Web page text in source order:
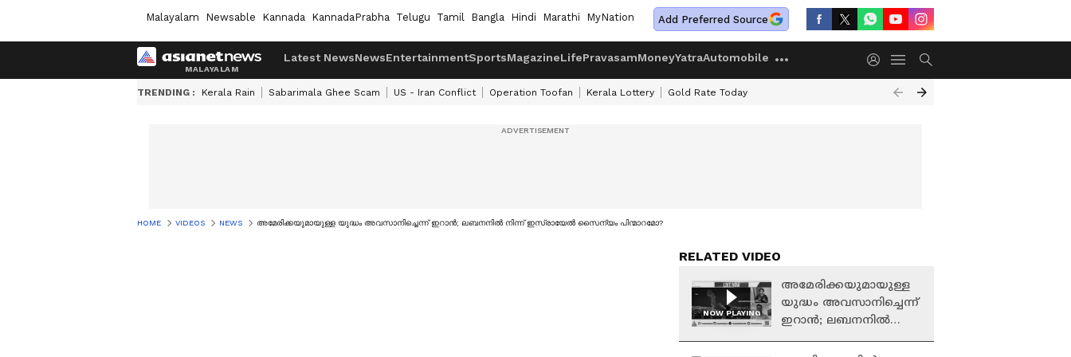
Malayalam Newsable Kannada KannadaPrabha Telugu Tamil Bangla Hindi Marathi MyNation Add Preferred Source
Latest NewsNewsEntertainmentSportsMagazineLifePravasamMoneyYatraAutomobile
TRENDING : Kerala Rain Sabarimala Ghee Scam US - Iran Conflict Operation Toofan Kerala Lottery Gold Rate Today
HOME VIDEOS NEWS അമേരിക്കയുമായുള്ള യുദ്ധം അവസാനിച്ചെന്ന് ഇറാൻ; ലബനനിൽ നിന്ന് ഇസ്രായേൽ സൈന്യം പിന്മാറമോ?
RELATED VIDEO
NOW PLAYING
അമേരിക്കയുമായുള്ള
യുദ്ധം അവസാനിച്ചെന്ന്
ഇറാൻ; ലബനനിൽ